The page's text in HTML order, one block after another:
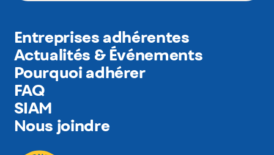
Entreprises adhérentes
Actualités & Événements
Pourquoi adhérer
FAQ
SIAM
Nous joindre